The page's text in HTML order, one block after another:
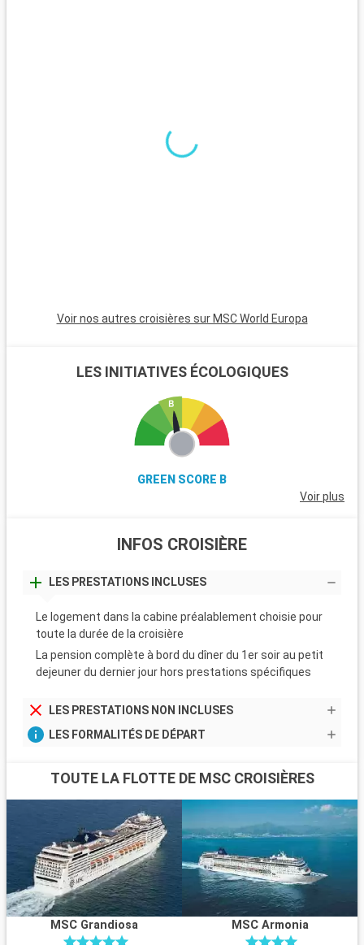
Montagne Pelée. Pour une journée à la plage, les plages de
sable noir de la côte Caraïbe, comme Anse Turin, offrent un
lieu unique pour la détente et la baignade.
Voir nos autres croisières sur MSC World Europa
LES INITIATIVES ÉCOLOGIQUES
GREEN SCORE B
Voir plus
INFOS CROISIÈRE
LES PRESTATIONS INCLUSES
Le logement dans la cabine préalablement choisie pour
toute la durée de la croisière
La pension complète à bord du dîner du 1er soir au petit
dejeuner du dernier jour hors prestations spécifiques
LES PRESTATIONS NON INCLUSES
LES FORMALITÉS DE DÉPART
TOUTE LA FLOTTE DE MSC CROISIÈRES
MSC Grandiosa MSC Armonia